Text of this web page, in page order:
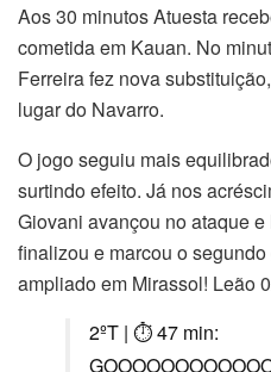
Aos 30 minutos Atuesta
cometida em Kauan. No
Ferreira fez nova
lugar do Navarro.
O jogo seguiu mais
surtindo efeito. Já nos
Giovani avançou no ataque
finalizou e marcou o
ampliado em Mirassol! Leão
2ºT | ⏱ 47 min: